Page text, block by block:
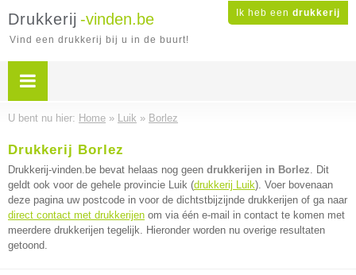
Ik heb een drukkerij
Drukkerij -vinden.be
Vind een drukkerij bij u in de buurt!
U bent nu hier: Home » Luik » Borlez
Drukkerij Borlez
Drukkerij-vinden.be bevat helaas nog geen drukkerijen in Borlez. Dit
geldt ook voor de gehele provincie Luik (drukkerij Luik). Voer bovenaan
deze pagina uw postcode in voor de dichtstbijzijnde drukkerijen of ga naar
direct contact met drukkerijen om via één e-mail in contact te komen met
meerdere drukkerijen tegelijk. Hieronder worden nu overige resultaten
getoond.